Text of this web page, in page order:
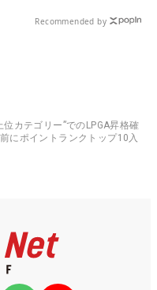
Recommended by
位カテゴリー”でのLPGA昇格確
にポイントランクトップ10入